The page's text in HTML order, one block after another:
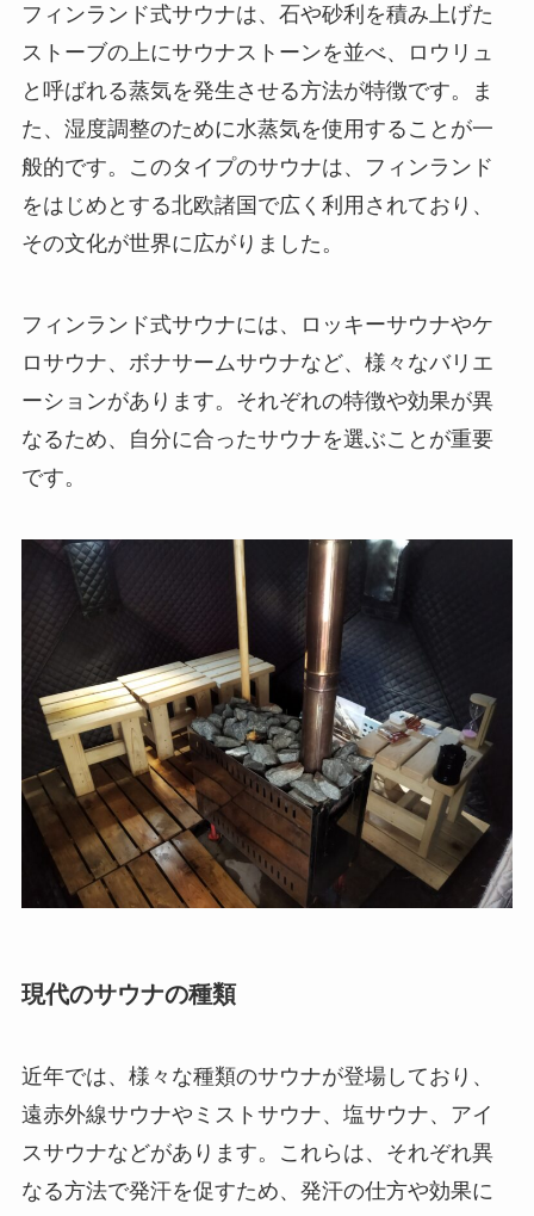
フィンランド式サウナは、石や砂利を積み上げた
ストーブの上にサウナストーンを並べ、ロウリュ
と呼ばれる蒸気を発生させる方法が特徴です。ま
た、湿度調整のために水蒸気を使用することが一
般的です。このタイプのサウナは、フィンランド
をはじめとする北欧諸国で広く利用されており、
その文化が世界に広がりました。
フィンランド式サウナには、ロッキーサウナやケ
ロサウナ、ボナサームサウナなど、様々なバリエ
ーションがあります。それぞれの特徴や効果が異
なるため、自分に合ったサウナを選ぶことが重要
です。
現代のサウナの種類
近年では、様々な種類のサウナが登場しており、
遠赤外線サウナやミストサウナ、塩サウナ、アイ
スサウナなどがあります。これらは、それぞれ異
なる方法で発汗を促すため、発汗の仕方や効果に